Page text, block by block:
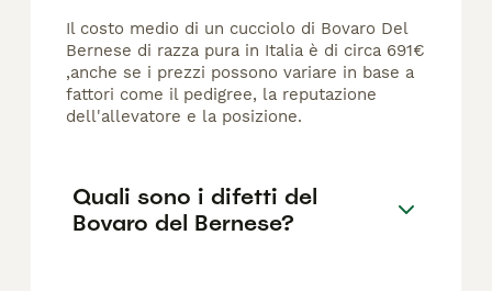
Il costo medio di un cucciolo di Bovaro Del
Bernese di razza pura in Italia è di circa 691€
,anche se i prezzi possono variare in base a
fattori come il pedigree, la reputazione
dell'allevatore e la posizione.
Quali sono i difetti del
Bovaro del Bernese?